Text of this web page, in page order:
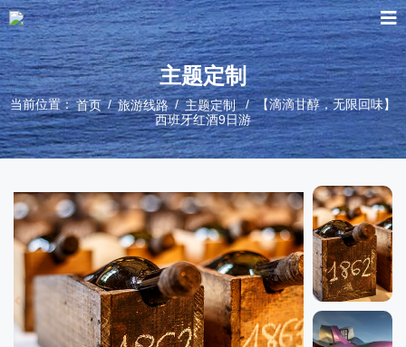
主题定制
当前位置：首页/旅游线路/主题定制/ 【滴滴甘醇，无限回味】
西班牙红酒9日游